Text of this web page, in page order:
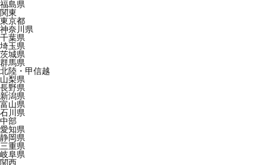
福島県
関東
東京都
神奈川県
千葉県
埼玉県
茨城県
群馬県
北陸・甲信越
山梨県
長野県
新潟県
富山県
石川県
中部
愛知県
静岡県
三重県
岐阜県
関西